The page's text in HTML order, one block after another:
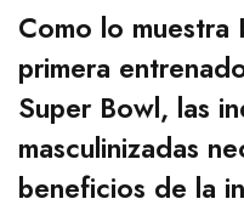
Como lo muestra
primera
Super Bowl, las
masculinizadas
beneficios de la